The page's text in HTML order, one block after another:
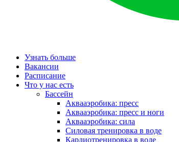
Узнать больше
Вакансии
Расписание
Что у нас есть
Бассейн
Аквааэробика: пресс
Аквааэробика: пресс и ноги
Аквааэробика: сила
Силовая тренировка в воде
Кардиотренировка в воде